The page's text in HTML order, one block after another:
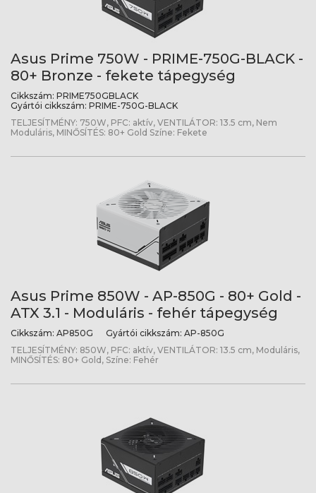
Asus Prime 750W - PRIME-750G-BLACK -
80+ Bronze - fekete tápegység
Cikkszám: PRIME750GBLACK
Gyártói cikkszám: PRIME-750G-BLACK
TELJESÍTMÉNY: 750W, PFC: aktív, VENTILÁTOR: 13.5 cm, Nem
Moduláris, MINŐSÍTÉS: 80+ Gold Színe: Fekete
Asus Prime 850W - AP-850G - 80+ Gold -
ATX 3.1 - Moduláris - fehér tápegység
Cikkszám: AP850G Gyártói cikkszám: AP-850G
TELJESÍTMÉNY: 850W, PFC: aktív, VENTILÁTOR: 13.5 cm, Moduláris,
MINŐSÍTÉS: 80+ Gold, Színe: Fehér